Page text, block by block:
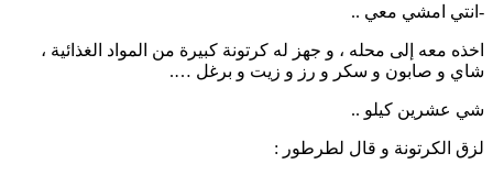
-انتي امشي معي ..
اخذه معه إلى محله ، و جهز له كرتونة كبيرة من المواد الغذائية ،
شاي و صابون و سكر و رز و زيت و برغل ….
شي عشرين كيلو ..
لزق الكرتونة و قال لطرطور :